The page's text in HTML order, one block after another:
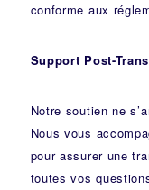
conforme aux
Support Post-
Notre soutien ne
Nous vous
pour assurer une
toutes vos